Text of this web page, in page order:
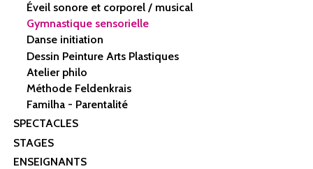
Éveil sonore et corporel / musical
Gymnastique sensorielle
Danse initiation
Dessin Peinture Arts Plastiques
Atelier philo
Méthode Feldenkrais
Familha - Parentalité
SPECTACLES
STAGES
ENSEIGNANTS